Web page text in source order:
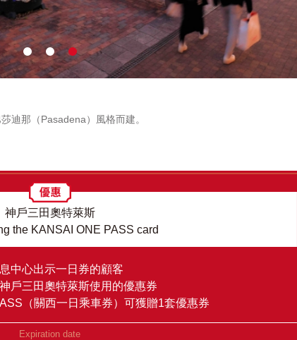
迪那（Pasadena）風格而建。
神戶三田奧特萊斯
the KANSAI ONE PASS card
中心出示一日券的顧客
戶三田奧特萊斯使用的優惠券
（關西一日乘車券）可獲贈1套優惠券
Expiration date